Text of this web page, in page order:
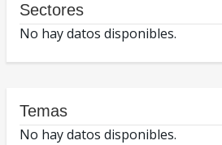
Sectores
No hay datos disponibles.
Temas
No hay datos disponibles.